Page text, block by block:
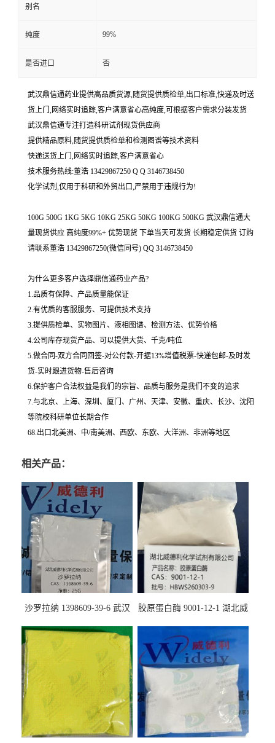
别名
纯度 99%
是否进口 否
武汉鼎信通药业提供高品质货源,随货提供质检单,出口标准,快递及时送
货上门,网络实时追踪,客户满意省心高纯度,可根据客户需求分装发货
武汉鼎信通专注打造科研试剂现货供应商
提供精品原料,随货提供质检单和检测图谱等技术资料
快递送货上门,网络实时追踪,客户满意省心
技术服务热线:董浩 13429867250 Q Q 3146738450
化学试剂,仅用于科研和外贸出口,严禁用于违规行为!
100G 500G 1KG 5KG 10KG 25KG 50KG 100KG 500KG 武汉鼎信通大
量现货供应 高纯度99%+ 优势现货 下单当天可发货 长期稳定供货 订购
请联系董浩 13429867250(微信同号) QQ 3146738450
为什么更多客户选择鼎信通药业产品?
1.品质有保障、产品质量能保证
2.有优质的客服服务、可提供技术支持
3.提供质检单、实物图片、液相图谱、检测方法、优势价格
4.公司库存现货产品、可以提供大货、千克/吨位
5.做合同-双方合同回签-对公付款-开据13%增值税票-快递包邮-及时发
货-实时跟进货物-售后咨询
6.保护客户合法权益是我们的宗旨、品质与服务是我们不变的追求
7.与北京、上海、深圳、厦门、广州、天津、安徽、重庆、长沙、沈阳
等院校科研单位长期合作
68.出口北美洲、中/南美洲、西欧、东欧、大洋洲、非洲等地区
相关产品：
沙罗拉纳 1398609-39-6 武汉
胶原蛋白酶 9001-12-1 湖北威